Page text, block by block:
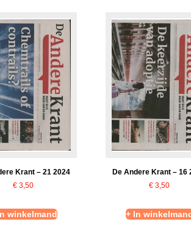
Krant – 21 2024
€ 3,50
winkelmand
De Andere Krant – 16
€ 3,50
+ In